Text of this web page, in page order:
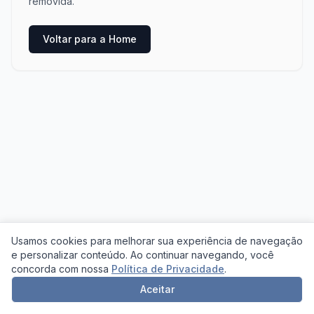
Usamos cookies para melhorar sua experiência de navegação
e personalizar conteúdo. Ao continuar navegando, você
concorda com nossa Política de Privacidade.
Aceitar
Voltar para a Home